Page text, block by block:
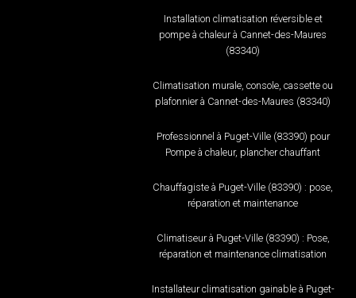
Installation climatisation réversible et
pompe à chaleur à Cannet-des-Maures
(83340)
Climatisation murale, console, cassette ou
plafonnier à Cannet-des-Maures (83340)
Professionnel à Puget-Ville (83390) pour
Pompe à chaleur, plancher chauffant
Chauffagiste à Puget-Ville (83390) : pose,
réparation et maintenance
Climatiseur à Puget-Ville (83390) : Pose,
réparation et maintenance climatisation
Installateur climatisation gainable à Puget-